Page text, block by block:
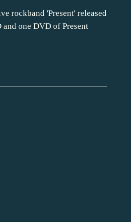
rockband 'Present' released
one DVD of Present